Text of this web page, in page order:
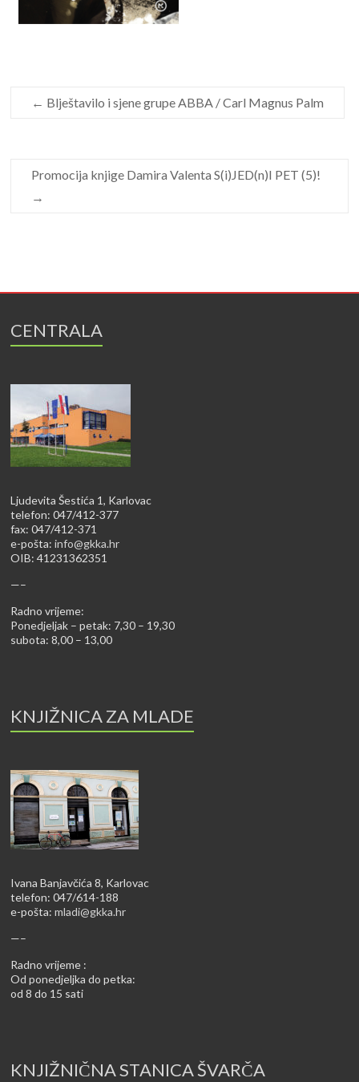
← Blještavilo i sjene grupe ABBA / Carl Magnus Palm
Promocija knjige Damira Valenta S(i)JED(n)I PET (5)!
→
CENTRALA
Ljudevita Šestića 1, Karlovac
telefon: 047/412-377
fax: 047/412-371
e-pošta:info@gkka.hr
OIB: 41231362351
—–
Radno vrijeme:
Ponedjeljak – petak: 7,30 – 19,30
subota: 8,00 – 13,00
KNJIŽNICA ZA MLADE
Ivana Banjavčića 8, Karlovac
telefon: 047/614-188
e-pošta:mladi@gkka.hr
—–
Radno vrijeme :
Od ponedjeljka do petka:
od 8 do 15 sati
KNJIŽNIČNA STANICA ŠVARČA